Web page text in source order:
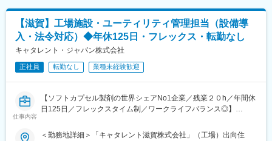
【滋賀】工場施設・ユーティリティ管理担当（設備導
入・法令対応）◆年休125日・フレックス・転勤なし
キャタレント・ジャパン株式会社
正社員 転勤なし 業種未経験歓迎
仕事内容
【ソフトカプセル製剤の世界シェアNo1企業／残業２０h／年間休
日125日／フレックスタイム制／ワークライフバランス◎】
★当社のポイント★
＜勤務地詳細＞「キャタレント滋賀株式会社」（工場）出向住